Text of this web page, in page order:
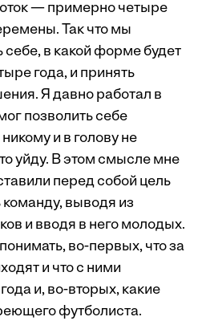
— примерно четыре
Так что мы
себе, в какой форме будет
года, и принять
Я давно работал в
позволить себе
и в голову не
уйду. В этом смысле мне
перед собой цель
команду, выводя из
и вводя в него молодых.
во-первых, что за
и что с ними
и, во-вторых, какие
футболиста.